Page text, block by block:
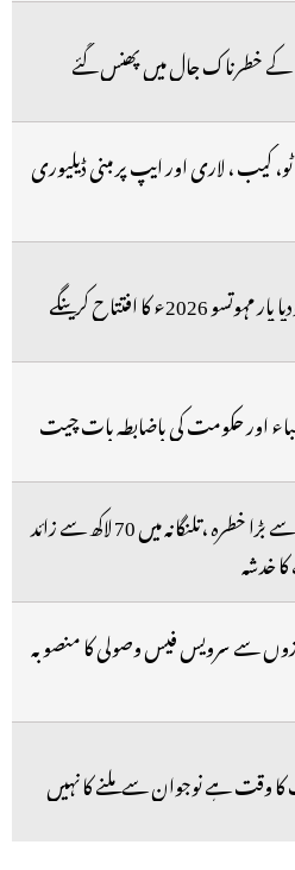
خطرناک جال میں پھنس گئے
کیب ، لاری اور ایپ پر مبنی ڈیلیوری
کا افتتاح کرینگے
اور حکومت کی باضابطہ بات چیت
ووٹر لسٹ کا سب سے بڑا خطرہ ،تلنگانہ میں 70 لاکھ سے زائد
خدشہ
سے سرویس فیس وصولی کا منصوبہ
وقت ہے نوجوان سے ملنے کا نہیں